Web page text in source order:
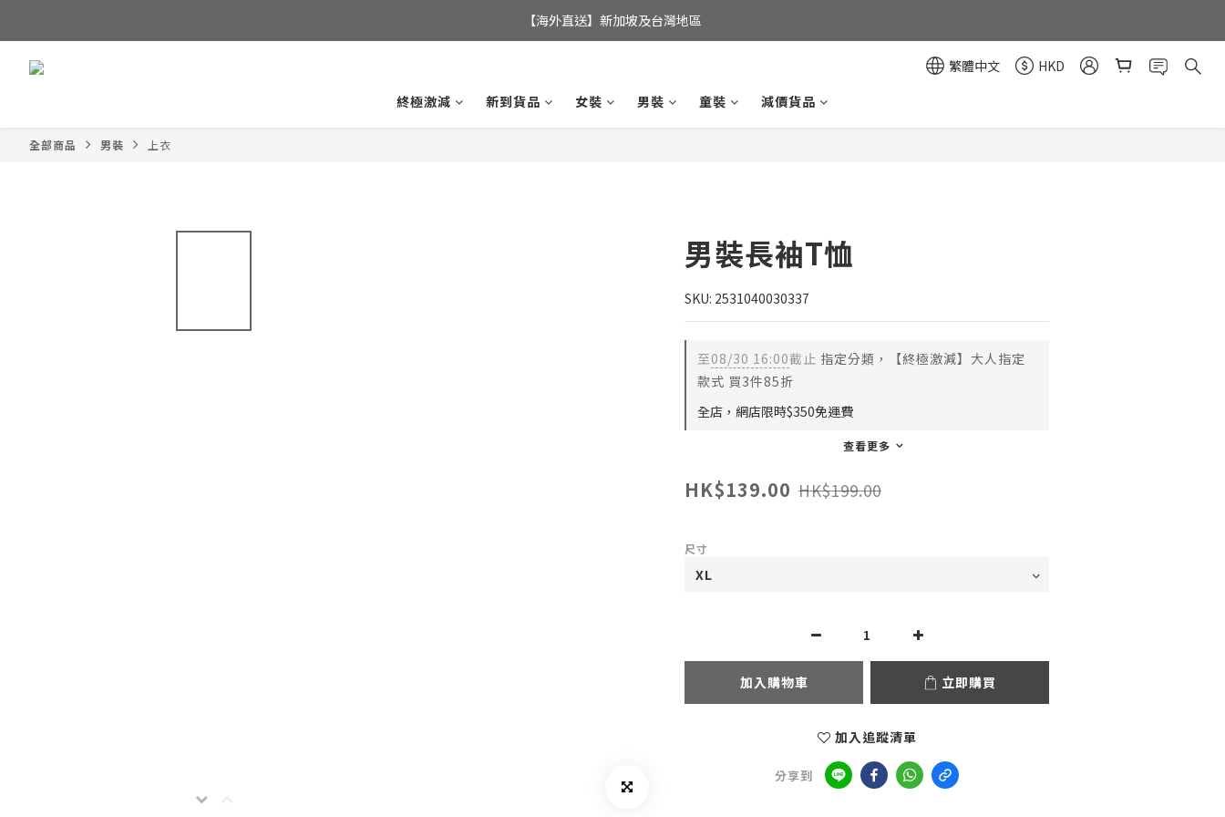
全店滿$350，即可享港澳地區免運費;
【海外直送】新加坡及台灣地區
繁體中文
HKD
終極激減
新到貨品 女裝 男裝 童裝 減價貨品
全部商品 男裝 上衣
男裝長袖T恤
SKU: 2531040030337
至08/30 16:00截止 指定分類，【終極激減】大人指定
款式 買3件85折
全店，網店限時$350免運費
查看更多
HK$139.00 HK$199.00
尺寸
加入購物車 立即購買
加入追蹤清單
分享到